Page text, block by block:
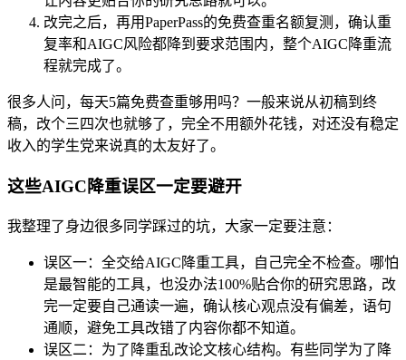
改完之后，再用PaperPass的免费查重名额复测，确认重
复率和AIGC风险都降到要求范围内，整个AIGC降重流
程就完成了。
很多人问，每天5篇免费查重够用吗？一般来说从初稿到终
稿，改个三四次也就够了，完全不用额外花钱，对还没有稳定
收入的学生党来说真的太友好了。
这些AIGC降重误区一定要避开
我整理了身边很多同学踩过的坑，大家一定要注意：
误区一：全交给AIGC降重工具，自己完全不检查。哪怕
是最智能的工具，也没办法100%贴合你的研究思路，改
完一定要自己通读一遍，确认核心观点没有偏差，语句
通顺，避免工具改错了内容你都不知道。
误区二：为了降重乱改论文核心结构。有些同学为了降